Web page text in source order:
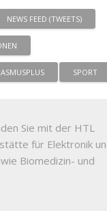
NEWS FEED (TWEETS)
SPORT
Sie mit der HTL
für Elektronik
Biomedizin- und